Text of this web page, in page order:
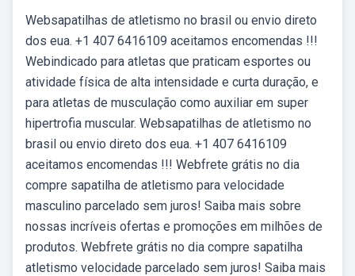
Websapatilhas de atletismo no brasil ou envio direto
dos eua. +1 407 6416109 aceitamos encomendas !!!
Webindicado para atletas que praticam esportes ou
atividade física de alta intensidade e curta duração, e
para atletas de musculação como auxiliar em super
hipertrofia muscular. Websapatilhas de atletismo no
brasil ou envio direto dos eua. +1 407 6416109
aceitamos encomendas !!! Webfrete grátis no dia
compre sapatilha de atletismo para velocidade
masculino parcelado sem juros! Saiba mais sobre
nossas incríveis ofertas e promoções em milhões de
produtos. Webfrete grátis no dia compre sapatilha
atletismo velocidade parcelado sem juros! Saiba mais